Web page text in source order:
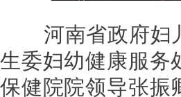
河南省政府妇
生委妇幼健康服务
保健院院领导张振